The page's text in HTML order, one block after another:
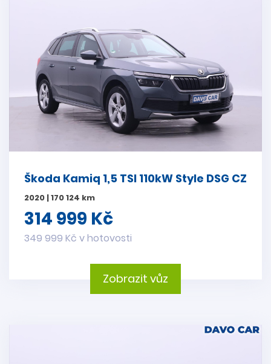
Škoda Kamiq 1,5 TSI 110kW Style DSG CZ
2020 | 170 124 km
314 999 Kč
349 999 Kč v hotovosti
Zobrazit vůz